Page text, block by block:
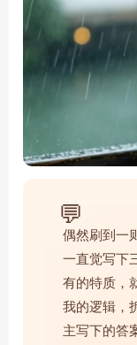
💬
偶然刷到一
一直觉写下
有的特质，
我的逻辑，
主写下的答